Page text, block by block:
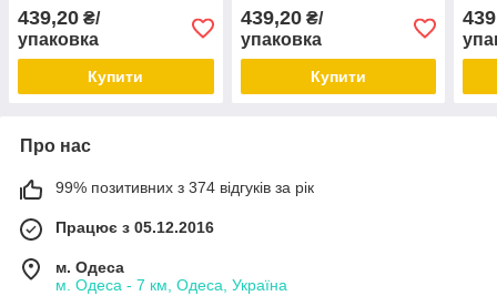
439,20 ₴/
упаковка
Купити
439,20₴/
упаковка
Купити
Про нас
99% позитивних з 374 відгуків за рік
Працює з 05.12.2016
м. Одеса
м. Одеса - 7 км, Одеса, Україна